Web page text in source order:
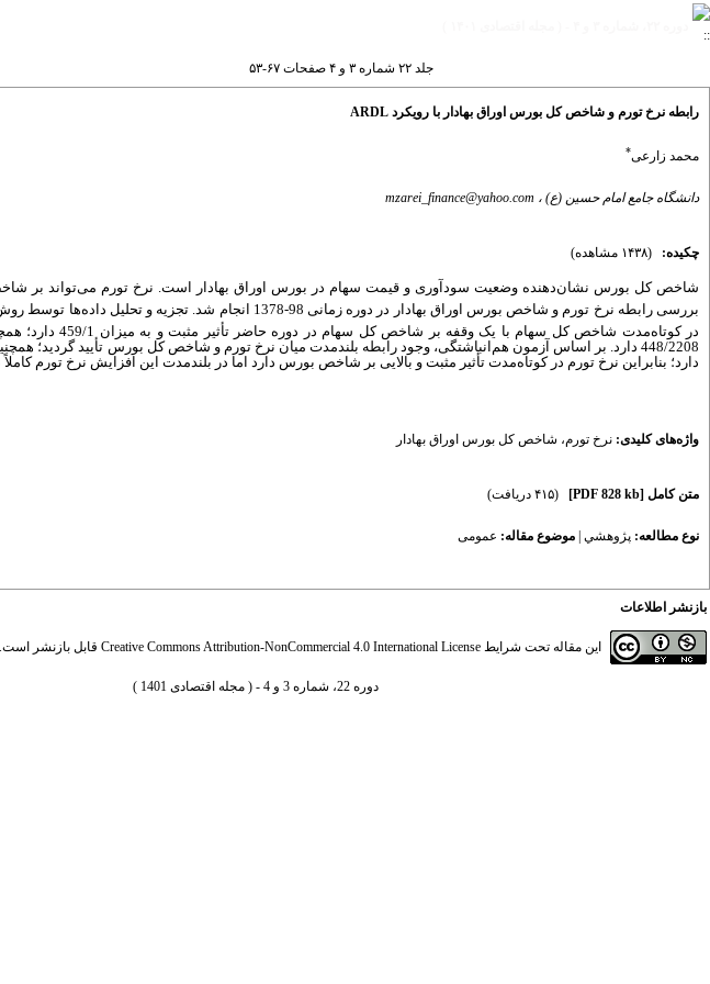
جلد ۲۲ شماره ۳ و ۴ صفحات ۶۷-۵۳
رابطه نرخ تورم و شاخص کل بورس اوراق بهادار با رویکرد ARDL
محمد زارعی*
دانشگاه جامع امام حسین (ع) ، mzarei_finance@yahoo.com
چکیده: (۱۴۳۸ مشاهده)
شاخص کل بورس نشان‌دهنده وضعیت سودآوری و قیمت سهام در بورس اوراق بهادار است. نرخ تورم میتواند بر
بررسی رابطه نرخ تورم و شاخص بورس اوراق بهادار در دوره زمانی 98-1378 انجام شد. تجزیه و تحلیل داده
ها توسط
در کوتاه‌مدت شاخص کل
448/2208 دارد. بر اساس آزمون هم‌انباشتگی، وجود رابطه بلندمدت میان نرخ تورم و شاخص کل بورس تأیید گردید؛
دارد؛ بنابراین نرخ تورم در کوتاه‌مدت تأثیر مثبت و بالایی بر شاخص بورس دارد اما در بلندمدت این افزایش نرخ
واژه‌های کلیدی: نرخ تورم، شاخص کل بورس اوراق بهادار
متن کامل [PDF 828 kb] (۴۱۵ دریافت)
نوع مطالعه: پژوهشي موضوع مقاله: عمومى
بازنشر اطلاعات
این مقاله تحت شرایط Creative Commons Attribution-NonCommercial 4.0 International License قابل بازنشر است.
دوره 22، شماره 3 و 4 - ( مجله اقتصادی 1401 )